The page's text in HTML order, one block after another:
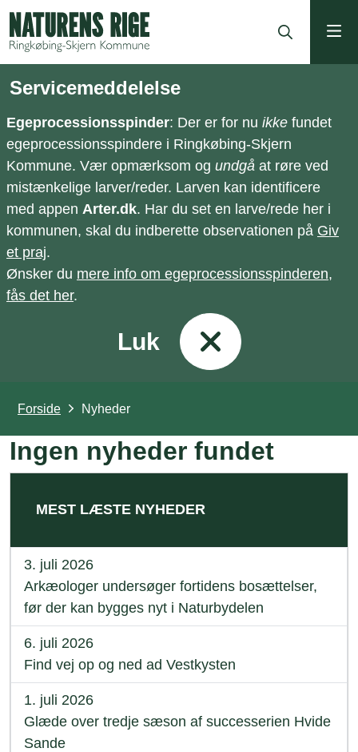
Servicemeddelelse
Egeprocessionsspinder: Der er for nu ikke fundet
egeprocessionsspindere i Ringkøbing-Skjern
Kommune. Vær opmærksom og undgå at røre ved
mistænkelige larver/reder. Larven kan identificere
med appen Arter.dk. Har du set en larve/rede her i
kommunen, skal du indberette observationen på Giv
et praj.
Ønsker du mere info om egeprocessionsspinderen,
fås det her.
Luk
Forside Nyheder
Ingen nyheder fundet
MEST LÆSTE NYHEDER
3. juli 2026
Arkæologer undersøger fortidens bosættelser,
før der kan bygges nyt i Naturbydelen
6. juli 2026
Find vej op og ned ad Vestkysten
1. juli 2026
Glæde over tredje sæson af successerien Hvide
Sande